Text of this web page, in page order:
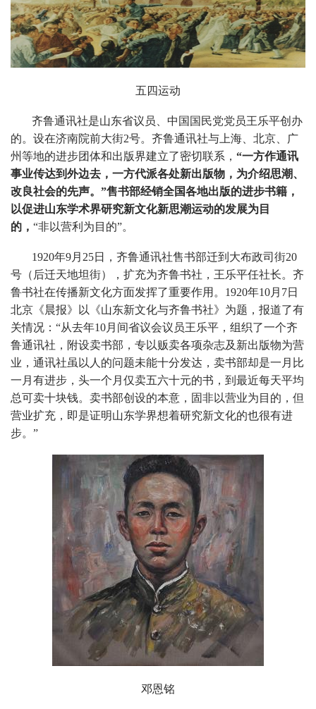
五四运动
齐鲁通讯社是山东省议员、中国国民党党员王乐平创办
的。设在济南院前大街2号。齐鲁通讯社与上海、北京、广
州等地的进步团体和出版界建立了密切联系， “一方作通讯
事业传达到外边去，一方代派各处新出版物，为介绍思潮、
改良社会的先声。”售书部经销全国各地出版的进步书籍，
以促进山东学术界研究新文化新思潮运动的发展为目
的， “非以营利为目的”。
1920年9月 25日，齐鲁通讯社售书部迁到大布政司街20
号（后迁天地坦街），扩充为齐鲁书社，王乐平任社长。齐
鲁书社在传播新文化方面发挥了重要作用。 1920年10月 7日
北京《晨报》以《山东新文化与齐鲁书社》为题，报道了有
关情况：“从去年10月间省议会议员王乐平，组织了一个齐
鲁通讯社，附设卖书部，专以贩卖各项杂志及新出版物为营
业，通讯社虽以人的问题未能十分发达，卖书部却是一月比
一月有进步，头一个月仅卖五六十元的书，到最近每天平均
总可卖十块钱。卖书部创设的本意，固非以营业为目的，但
营业扩充，即是证明山东学界想着研究新文化的也很有进
步。”
邓恩铭